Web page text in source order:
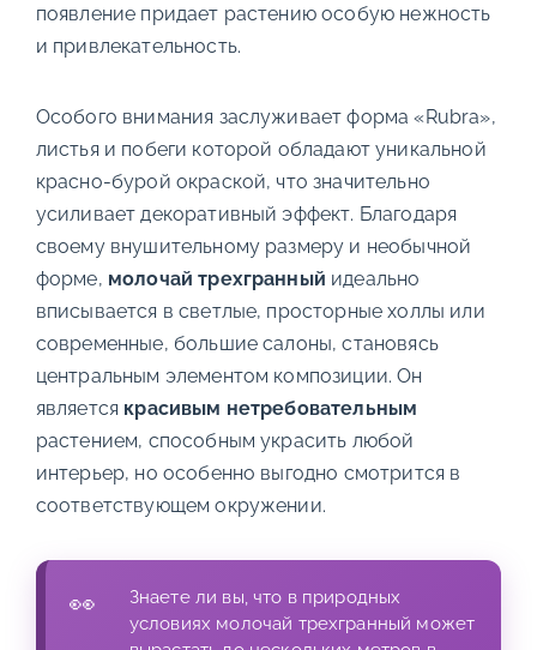
появление придает растению особую нежность
и привлекательность.
Особого внимания заслуживает форма «Rubra»,
листья и побеги которой обладают уникальной
красно-бурой окраской, что значительно
усиливает декоративный эффект. Благодаря
своему внушительному размеру и необычной
форме, молочай трехгранный идеально
вписывается в светлые, просторные холлы или
современные, большие салоны, становясь
центральным элементом композиции. Он
является красивым нетребовательным
растением, способным украсить любой
интерьер, но особенно выгодно смотрится в
соответствующем окружении.
Знаете ли вы, что в природных
условиях молочай трехгранный может